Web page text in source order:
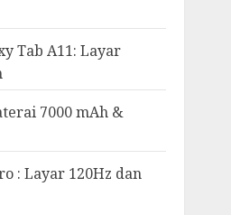
Tab A11: Layar
7000 mAh &
: Layar 120Hz dan